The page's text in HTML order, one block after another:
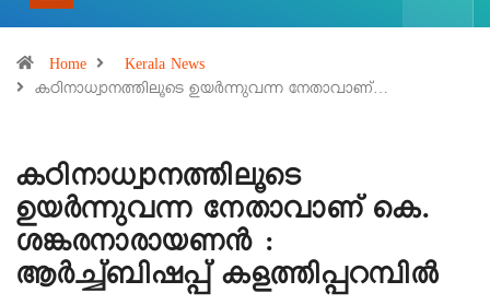
Home
Kerala News
കഠിനാധ്വാനത്തിലൂടെ ഉയർന്നുവന്ന നേതാവാണ്…
കഠിനാധ്വാനത്തിലൂടെ
ഉയർന്നുവന്ന നേതാവാണ് കെ.
ശങ്കരനാരായണൻ :
ആർച്ച്ബിഷപ്പ് കളത്തിപ്പറമ്പിൽ